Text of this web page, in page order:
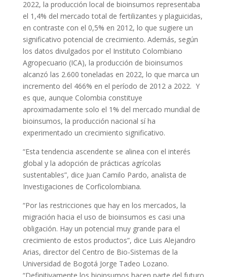
2022, la producción local de bioinsumos representaba
el 1,4% del mercado total de fertilizantes y plaguicidas,
en contraste con el 0,5% en 2012, lo que sugiere un
significativo potencial de crecimiento. Además, según
los datos divulgados por el Instituto Colombiano
Agropecuario (ICA), la producción de bioinsumos
alcanzó las 2.600 toneladas en 2022, lo que marca un
incremento del 466% en el período de 2012 a 2022. Y
es que, aunque Colombia constituye
aproximadamente solo el 1% del mercado mundial de
bioinsumos, la producción nacional sí ha
experimentado un crecimiento significativo.
“Esta tendencia ascendente se alinea con el interés
global y la adopción de prácticas agrícolas
sustentables”, dice Juan Camilo Pardo, analista de
Investigaciones de Corficolombiana.
“Por las restricciones que hay en los mercados, la
migración hacia el uso de bioinsumos es casi una
obligación. Hay un potencial muy grande para el
crecimiento de estos productos”, dice Luis Alejandro
Arias, director del Centro de Bio-Sistemas de la
Universidad de Bogotá Jorge Tadeo Lozano.